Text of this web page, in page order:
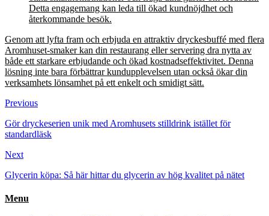
Detta engagemang kan leda till ökad kundnöjdhet och
återkommande besök.
Genom att lyfta fram och erbjuda en attraktiv dryckesbuffé med flera
Aromhuset-smaker kan din restaurang eller servering dra nytta av
både ett starkare erbjudande och ökad kostnadseffektivitet. Denna
lösning inte bara förbättrar kundupplevelsen utan också ökar din
verksamhets lönsamhet på ett enkelt och smidigt sätt.
Previous
Gör dryckeserien unik med Aromhusets stilldrink istället för
standardläsk
Next
Glycerin köpa: Så här hittar du glycerin av hög kvalitet på nätet
Menu